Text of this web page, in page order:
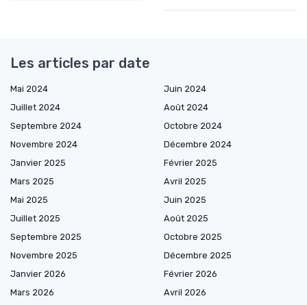
Les articles par date
Mai 2024
Juin 2024
Juillet 2024
Août 2024
Septembre 2024
Octobre 2024
Novembre 2024
Décembre 2024
Janvier 2025
Février 2025
Mars 2025
Avril 2025
Mai 2025
Juin 2025
Juillet 2025
Août 2025
Septembre 2025
Octobre 2025
Novembre 2025
Décembre 2025
Janvier 2026
Février 2026
Mars 2026
Avril 2026